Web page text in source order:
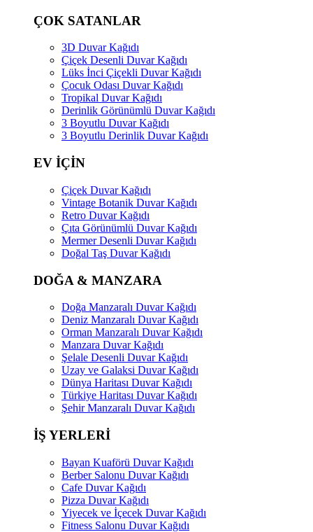
ÇOK SATANLAR
3D Duvar Kağıdı
Çiçek Desenli Duvar Kağıdı
Lüks İnci Çiçekli Duvar Kağıdı
Çocuk Odası Duvar Kağıdı
Tropikal Duvar Kağıdı
Derinlik Görünümlü Duvar Kağıdı
3 Boyutlu Duvar Kağıdı
3 Boyutlu Derinlik Duvar Kağıdı
EV İÇİN
Çiçek Duvar Kağıdı
Vintage Botanik Duvar Kağıdı
Retro Duvar Kağıdı
Çıta Görünümlü Duvar Kağıdı
Mermer Desenli Duvar Kağıdı
Doğal Taş Duvar Kağıdı
DOĞA & MANZARA
Doğa Manzaralı Duvar Kağıdı
Deniz Manzaralı Duvar Kağıdı
Orman Manzaralı Duvar Kağıdı
Manzara Duvar Kağıdı
Şelale Desenli Duvar Kağıdı
Uzay ve Galaksi Duvar Kağıdı
Dünya Haritası Duvar Kağıdı
Türkiye Haritası Duvar Kağıdı
Şehir Manzaralı Duvar Kağıdı
İŞ YERLERİ
Bayan Kuaförü Duvar Kağıdı
Berber Salonu Duvar Kağıdı
Cafe Duvar Kağıdı
Pizza Duvar Kağıdı
Yiyecek ve İçecek Duvar Kağıdı
Fitness Salonu Duvar Kağıdı